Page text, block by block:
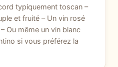
typiquement toscan –
et fruité – Un vin rosé
Ou même un vin blanc
si vous préférez la